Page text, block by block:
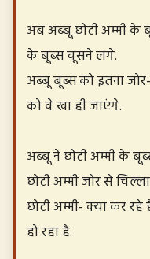
अब अब्बू छोटी अम्मी के
के बूब्स चूसने लगे.
अब्बू बूब्स को इतना
को वे खा ही जाएंगे.
अब्बू ने छोटी अम्मी के
छोटी अम्मी जोर से
छोटी अम्मी- क्या कर
हो रहा है.